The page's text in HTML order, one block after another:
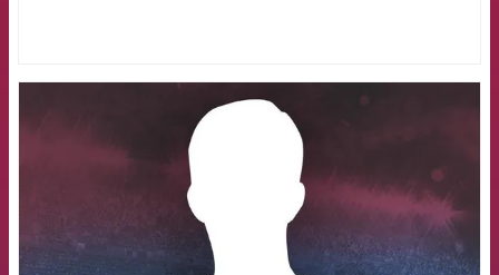
FCB Barcelona badge